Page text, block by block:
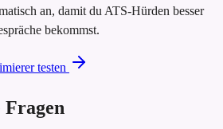
an, damit du ATS-Hürden besser
bekommst.
testen
Fragen